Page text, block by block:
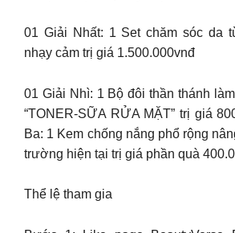
01 Giải Nhất: 1 Set chăm sóc da
nhạy cảm trị giá 1.500.000vnđ
01 Giải Nhì: 1 Bộ đôi thần thánh
“TONER-SỮA RỬA MẶT” trị giá
Ba: 1 Kem chống nắng phổ rộng
trường hiện tại trị giá phần quà
Thể lệ tham gia